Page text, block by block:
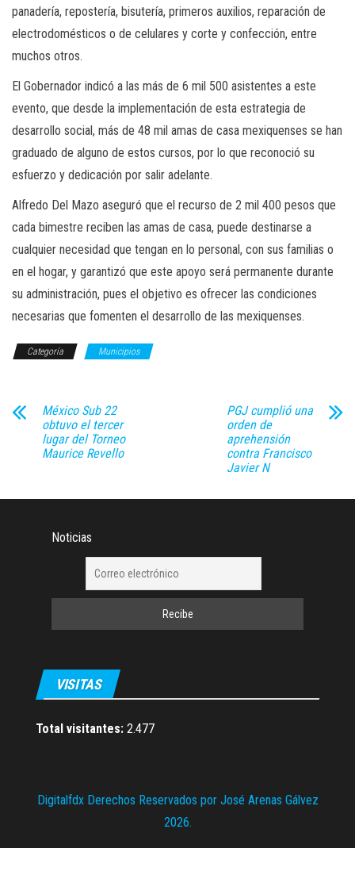
panadería, repostería, bisutería, primeros auxilios, reparación de
electrodomésticos o de celulares y corte y confección, entre
muchos otros.
El Gobernador indicó a las más de 6 mil 500 asistentes a este
evento, que desde la implementación de esta estrategia de
desarrollo social, más de 48 mil amas de casa mexiquenses se han
graduado de alguno de estos cursos, por lo que reconoció su
esfuerzo y dedicación por salir adelante.
Alfredo Del Mazo aseguró que el recurso de 2 mil 400 pesos que
cada bimestre reciben las amas de casa, puede destinarse a
cualquier necesidad que tengan en lo personal, con sus familias o
en el hogar, y garantizó que este apoyo será permanente durante
su administración, pues el objetivo es ofrecer las condiciones
necesarias que fomenten el desarrollo de las mexiquenses.
Categoría Municipios
México Sub 22
obtuvo el tercer
lugar del Torneo
Maurice Revello
PGJ cumplió una
orden de
aprehensión
contra Francisco
Javier N
Noticias
VISITAS
Total visitantes: 2.477
Digitalfdx Derechos Reservados por José Arenas Gálvez
2026.